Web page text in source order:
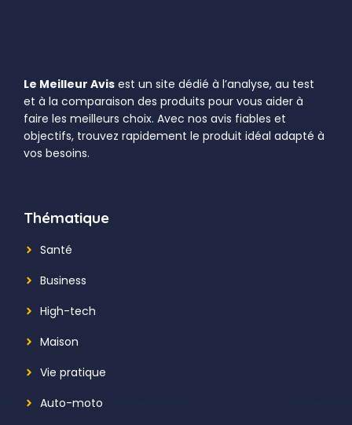
Le Meilleur Avis est un site dédié à l’analyse, au test
et à la comparaison des produits pour vous aider à
faire les meilleurs choix. Avec nos avis fiables et
objectifs, trouvez rapidement le produit idéal adapté à
vos besoins.
Thématique
Santé
Business
High-tech
Maison
Vie pratique
Auto-moto